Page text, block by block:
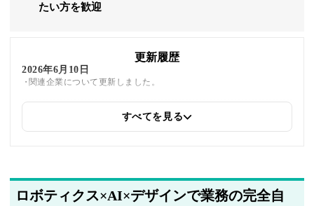
たい方を歓迎
更新履歴
2026年6月10日
関連企業について更新しました。
関連企業について更新しました。
すべてを見る
ロボティクス×AI×デザインで業務の完全自